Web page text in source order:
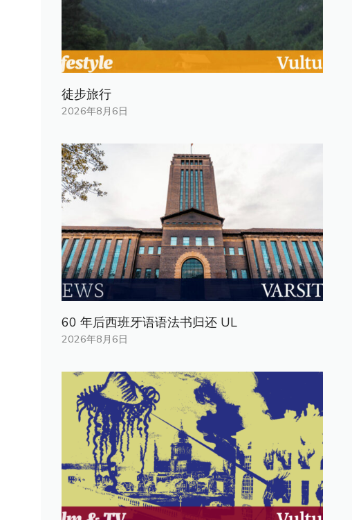
徒步旅行
2026年8月6日
60 年后西班牙语语法书归还 UL
2026年8月6日